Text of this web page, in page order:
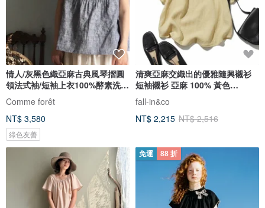
情人/灰黑色織亞麻古典風琴摺圓
領法式袖/短袖上衣100%酵素洗亞
麻
Comme forêt
NT$ 3,580
綠色友善
清爽亞麻交織出的優雅隨興襯衫
短袖襯衫 亞麻 100% 黃色
260719-3
fall-in&co
NT$ 2,215 NT$ 2,516
免運 88 折